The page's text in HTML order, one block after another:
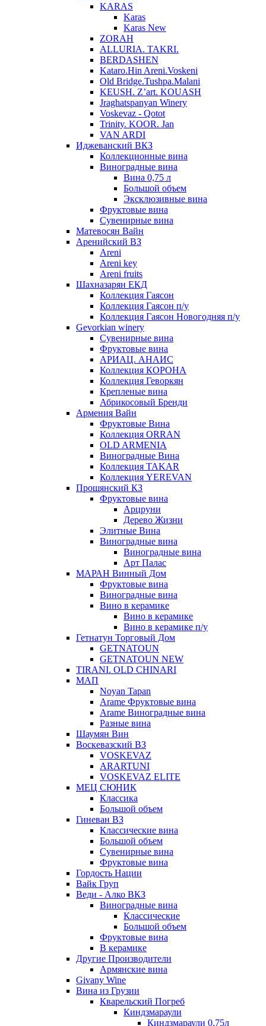
KARAS
Karas
Karas New
ZORAH
ALLURIA. TAKRI.
BERDASHEN
Kataro.Hin Areni.Voskeni
Old Bridge.Tushpa.Malani
KEUSH. Z’art. KOUASH
Jraghatspanyan Winery
Voskevaz - Qotot
Trinity. KOOR. Jan
VAN ARDI
Иджеванский ВКЗ
Коллекционные вина
Виноградные вина
Вина 0,75 л
Большой объем
Эксклюзивные вина
Фруктовые вина
Cувенирные вина
Матевосян Вайн
Аренийский ВЗ
Areni
Areni key
Areni fruits
Шахназарян ЕКД
Коллекция Гаясон
Коллекция Гаясон п/у
Коллекция Гаясон Новогодняя п/у
Gevorkian winery
Сувенирные вина
Фруктовые вина
АРИАЦ. АНАИС
Коллекция КОРОНА
Коллекция Геворкян
Крепленые вина
Абрикосовый Бренди
Армения Вайн
Фруктовые Вина
Коллекция ORRAN
OLD ARMENIA
Виноградные Вина
Коллекция TAKAR
Коллекция YEREVAN
Прошянский КЗ
Фруктовые вина
Арцруни
Дерево Жизни
Элитные Вина
Виноградные вина
Виноградные вина
Арт Палас
МАРАН Винный Дом
Фруктовые вина
Виноградные вина
Вино в керамике
Вино в керамике
Вино в керамике п/у
Гетнатун Торговый Дом
GETNATOUN
GETNATOUN NEW
TIRANI. OLD CHINARI
МАП
Noyan Tapan
Arame Фруктовые вина
Arame Виноградные вина
Разные вина
Шаумян Вин
Воскевазский ВЗ
VOSKEVAZ
ARARTUNI
VOSKEVAZ ELITE
МЕЦ СЮНИК
Классика
Большой объем
Гиневан ВЗ
Классические вина
Большой объем
Сувенирные вина
Фруктовые вина
Гордость Нации
Вайк Груп
Веди - Алко ВКЗ
Виноградные вина
Классические
Большой объем
Фруктовые вина
В керамике
Другие Производители
Армянские вина
Givany Wine
Вина из Грузии
Кварельский Погреб
Киндзмараули
Киндзмараули 0,75л